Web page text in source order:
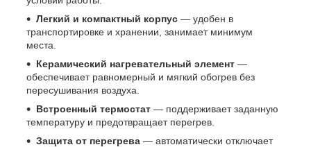
Легкий и компактный корпус — удобен в
транспортировке и хранении, занимает минимум
места.
Керамический нагревательный элемент —
обеспечивает равномерный и мягкий обогрев без
пересушивания воздуха.
Встроенный термостат — поддерживает заданную
температуру и предотвращает перегрев.
Защита от перегрева — автоматически отключает